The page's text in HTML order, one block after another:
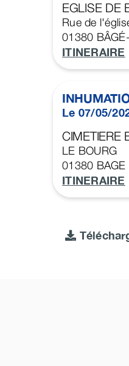
EGLISE DE
Rue de
01380
ITINERAIRE
Le 07/05/
CIMETIERE
LE BOURG
01380
ITINERAIRE